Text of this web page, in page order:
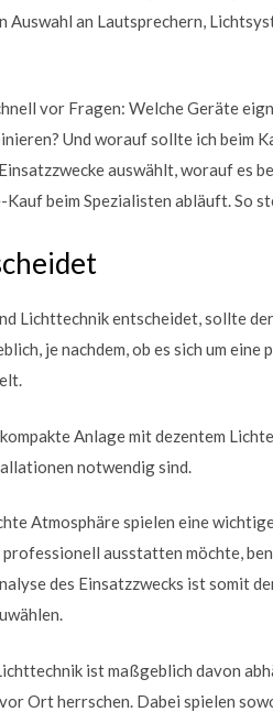
an Lautsprechern,
vor Fragen: Welche Geräte
Und worauf sollte ich beim
auswählt, worauf es
beim Spezialisten abläuft. So
Lichttechnik entscheidet, sollte
je nachdem, ob es sich um
Anlage mit dezentem
notwendig sind.
Atmosphäre spielen eine
ausstatten möchte,
des Einsatzzwecks ist somit
ist maßgeblich davon
Ort herrschen. Dabei spielen